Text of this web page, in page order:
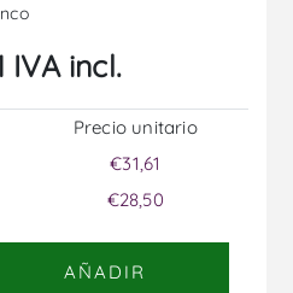
IVA incl.
Precio unitario
€31,61
€28,50
AÑADIR